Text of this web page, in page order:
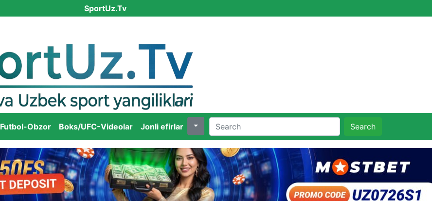
SportUz.Tv
Futbol-Obzor Boks/UFC-Videolar Jonli efirlar Search